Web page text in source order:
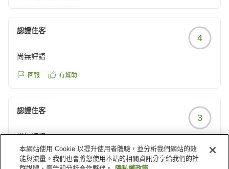
認證住客
4
尚無評語
回報 有幫助
認證住客
3
尚無評語
回報 有幫助
本網站使用 Cookie 以提升使用者體驗，並分析我們網站的效
能與流量。我們也會將您使用本站的相關資訊分享給我們的社